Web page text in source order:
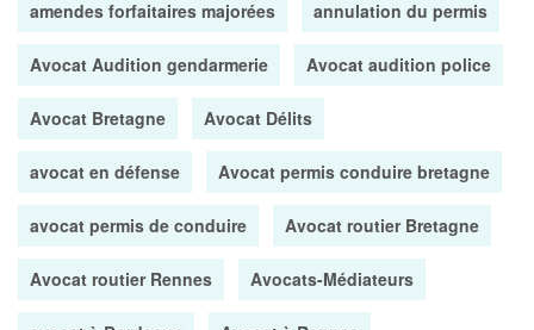
amendes forfaitaires majorées annulation du permis
Avocat Audition gendarmerie Avocat audition police
Avocat Bretagne Avocat Délits
avocat en défense Avocat permis conduire bretagne
avocat permis de conduire Avocat routier Bretagne
Avocat routier Rennes Avocats-Médiateurs